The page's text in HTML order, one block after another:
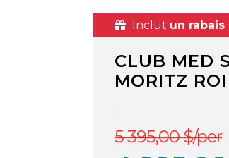
Inclut un
CLUB MED
MORITZ
5 395,00 $/per